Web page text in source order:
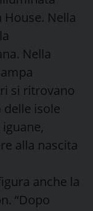
Nella
Nella
si ritrovano
delle isole
alla nascita
anche la
“Dopo